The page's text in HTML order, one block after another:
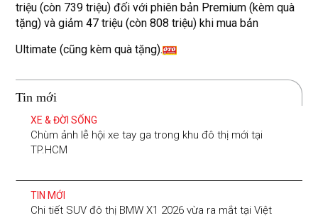
triệu (còn 739 triệu) đối với phiên bản Premium (kèm quà
tặng) và giảm 47 triệu (còn 808 triệu) khi mua bản
Ultimate (cũng kèm quà tặng).
Tin mới
XE & ĐỜI SỐNG
Chùm ảnh lễ hội xe tay ga trong khu đô thị mới tại
TP.HCM
TIN MỚI
Chi tiết SUV đô thị BMW X1 2026 vừa ra mắt tại Việt